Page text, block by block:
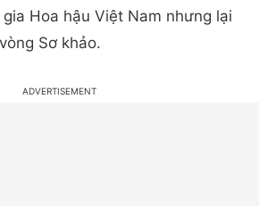
Hoa hậu Việt Nam nhưng lại
Sơ khảo.